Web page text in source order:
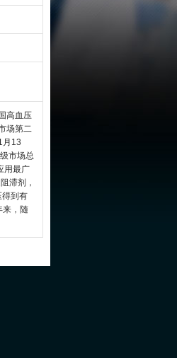
高血压
场第二
月13
市场总
用最广
滞剂，
得到有
来，随